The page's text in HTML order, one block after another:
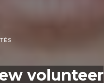
volunteer